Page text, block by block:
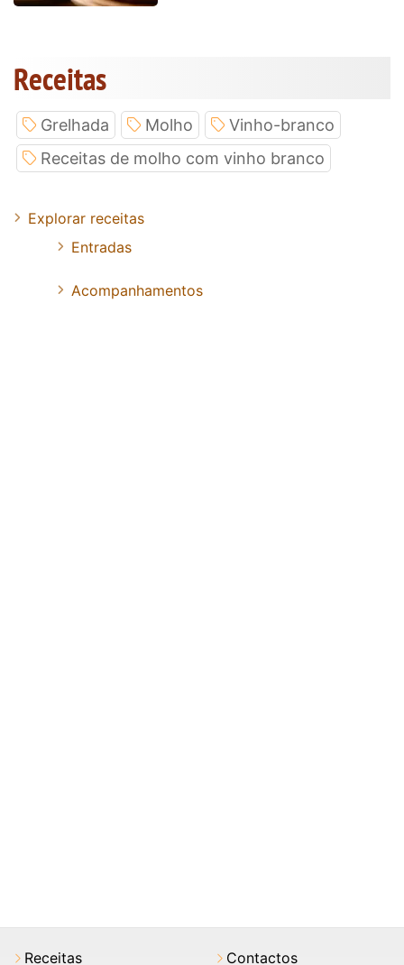
Receitas
Grelhada Molho
Vinho-branco
Receitas de molho com vinho branco
Explorar receitas
Entradas
Acompanhamentos
Receitas Contactos